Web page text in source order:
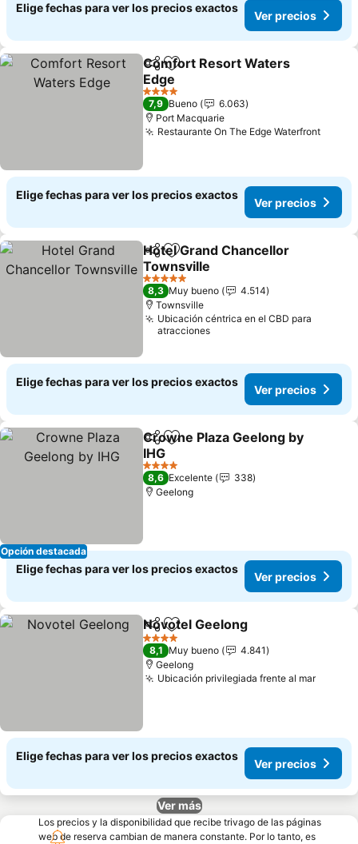
Elige fechas para ver los precios exactos
Ver precios
CompartirAgregar a favoritos
Comfort Resort Waters
Edge
Ver precios
4 Estrellas
7,9 Bueno
6.063
Port Macquarie
Restaurante On The Edge WaterfrontVer
Elige fechas para ver los precios exactos
Ver precios
CompartirAgregar a favoritos
Hotel Grand Chancellor
Townsville
Ver precios
5 Estrellas
8,3 Muy bueno
4.514
Townsville
Ubicación céntrica en el CBD para
atracciones
Elige fechas para ver los precios exactos
Ver precios
Opción destacada
CompartirAgregar a favoritos
Crowne Plaza Geelong by
IHG
Ver precios
4 Estrellas
8,6 Excelente
338
Geelong
Elige fechas para ver los precios exactos
Ver precios
CompartirAgregar a favoritos
Novotel Geelong
4 Estrellas
8,1 Muy bueno
4.841
Geelong
Ubicación privilegiada frente al marVer
Elige fechas para ver los precios exactos
Ver precios
Ver más
Los precios y la disponibilidad que recibe trivago de las páginas
web de reserva cambian de manera constante. Por lo tanto, es